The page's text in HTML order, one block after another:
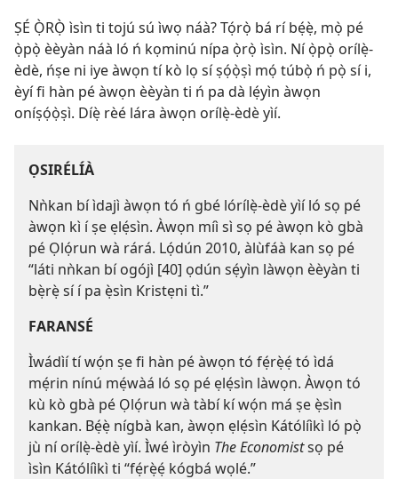
ṢÉ Ọ̀RỌ̀ ìsìn ti tojú sú ìwọ náà? Tọ́rọ̀ bá rí bẹ́ẹ̀, mọ̀ pé
ọ̀pọ̀ èèyàn náà ló ń kọminú nípa ọ̀rọ̀ ìsìn. Ní ọ̀pọ̀ orílẹ̀-
èdè, ńṣe ni iye àwọn tí kò lọ sí ṣọ́ọ̀ṣì mọ́ túbọ̀ ń pọ̀ sí i,
èyí fi hàn pé àwọn èèyàn ti ń pa dà lẹ́yìn àwọn
oníṣọ́ọ̀ṣì. Díẹ̀ rèé lára àwọn orílẹ̀-èdè yìí.
ỌSIRÉLÍÀ
Nǹkan bí ìdajì àwọn tó ń gbé lórílẹ̀-èdè yìí ló sọ pé
àwọn kì í ṣe ẹlẹ́sìn. Àwọn míì sì sọ pé àwọn kò gbà
pé Ọlọ́run wà rárá. Lọ́dún 2010, àlùfáà kan sọ pé
“láti nǹkan bí ogójì [40] ọdún sẹ́yìn làwọn èèyàn ti
bẹ̀rẹ̀ sí í pa ẹ̀sìn Kristẹni tì.”
FARANSÉ
Ìwádìí tí wọ́n ṣe fi hàn pé àwọn tó fẹ́rẹ̀ẹ́ tó ìdá
mẹ́rin nínú mẹ́wàá ló sọ pé ẹlẹ́sìn làwọn. Àwọn tó
kù kò gbà pé Ọlọ́run wà tàbí kí wọ́n má ṣe ẹ̀sìn
kankan. Bẹ́ẹ̀ nígbà kan, àwọn ẹlẹ́sìn Kátólíìkì ló pọ̀
jù ní orílẹ̀-èdè yìí. Ìwé ìròyìn The Economistsọ pé
ìsìn Kátólíìkì ti “fẹ́rẹ̀ẹ́ kógbá wọlé.”